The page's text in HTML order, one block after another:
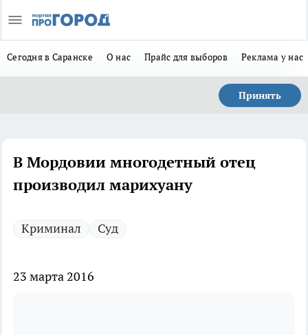
Сегодня в Саранске О нас Прайс для выборов Реклама у нас
Принять
В Мордовии многодетный отец
производил марихуану
Криминал Суд
23 марта 2016